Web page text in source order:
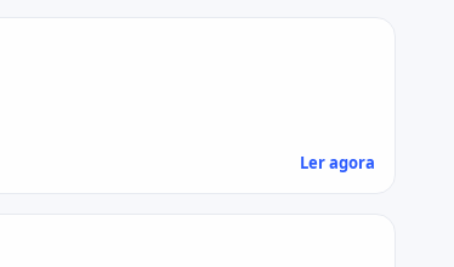
Ler agora